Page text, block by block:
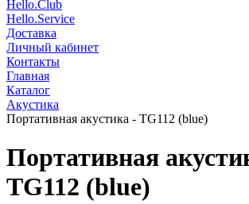
Hello.Club
Hello.Service
Доставка
Личный кабинет
Контакты
Главная
Каталог
Акустика
Портативная акустика - TG112 (blue)
Портативная
TG112 (blue)